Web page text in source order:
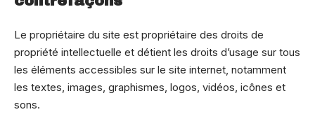
Le propriétaire du site est propriétaire des droits de
propriété intellectuelle et détient les droits d’usage sur tous
les éléments accessibles sur le site internet, notamment
les textes, images, graphismes, logos, vidéos, icônes et
sons.